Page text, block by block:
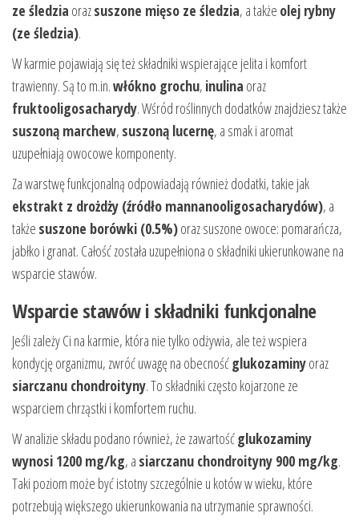
ze śledzia orazsuszone mięso ze śledzia, a także olej rybny
(ze śledzia).
W karmie pojawiają się też składniki wspierające jelita i komfort
trawienny. Są to m.in.włókno grochu, inulina oraz
fruktooligosacharydy. Wśród roślinnych dodatków znajdziesz także
suszoną marchew, suszoną lucernę, a smak i aromat
uzupełniają owocowe komponenty.
Za warstwę funkcjonalną odpowiadają również dodatki, takie jak
ekstrakt z drożdży (źródło mannanooligosacharydów), a
także suszone borówki (0.5%)oraz suszone owoce: pomarańcza,
jabłko i granat. Całość została uzupełniona o składniki ukierunkowane na
wsparcie stawów.
Wsparcie stawów i składniki funkcjonalne
Jeśli zależy Ci na karmie, która nie tylko odżywia, ale też wspiera
kondycję organizmu, zwróć uwagę na obecnośćglukozaminyoraz
siarczanu chondroityny. To składniki często kojarzone ze
wsparciem chrząstki i komfortem ruchu.
W analizie składu podano również, że zawartośćglukozaminy
wynosi 1200 mg/kg, a siarczanu chondroityny 900 mg/kg.
Taki poziom może być istotny szczególnie u kotów w wieku, które
potrzebują większego ukierunkowania na utrzymanie sprawności.